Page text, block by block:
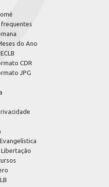
do Ano
CDR
JPG